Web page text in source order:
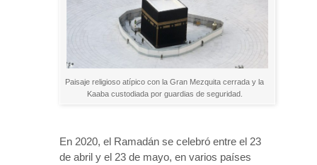
Paisaje religioso atípico con la Gran Mezquita cerrada y la
Kaaba custodiada por guardias de seguridad.
En 2020, el Ramadán se celebró entre el 23
de abril y el 23 de mayo, en varios países